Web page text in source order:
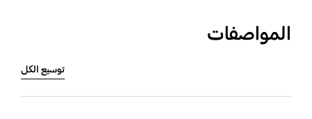
المواصفات
توسيع الكل